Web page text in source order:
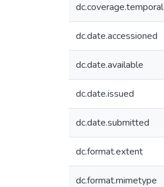
dc.coverage.temporal
dc.date.accessioned
dc.date.available
dc.date.issued
dc.date.submitted
dc.format.extent
dc.format.mimetype